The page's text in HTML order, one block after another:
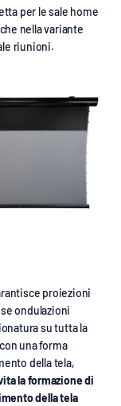
per le sale home
nella variante
riunioni.
proiezioni
ondulazioni
su tutta la
una forma
della tela,
la formazione di
della tela